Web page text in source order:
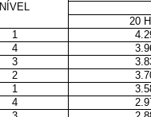
NÍVEL
20
1
4
3
2
1
4